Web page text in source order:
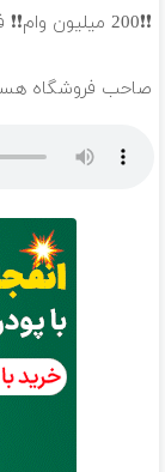
❗❗200 میلیون وام❗❗ فقط با احراز هویت
صاحب فروشگاه هستی؟ وام تا ۳